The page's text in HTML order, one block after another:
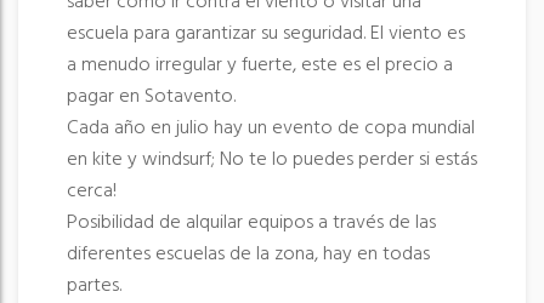
escuela para garantizar su seguridad. El viento es
a menudo irregular y fuerte, este es el precio a
pagar en Sotavento.
Cada año en julio hay un evento de copa mundial
en kite y windsurf; No te lo puedes perder si estás
cerca!
Posibilidad de alquilar equipos a través de las
diferentes escuelas de la zona, hay en todas
partes.